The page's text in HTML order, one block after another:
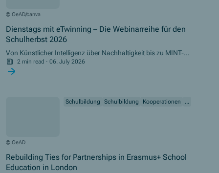
© OeAD/canva
Dienstags mit eTwinning – Die Webinarreihe für den
Schulherbst 2026
Von Künstlicher Intelligenz über Nachhaltigkeit bis zu MINT-
Projekten – die Webinarreihe bietet praxisnahe Ideen für Unterricht,
Schulentwicklung und europäische Vernetzung.
2 min read · 06. July 2026
© OeAD
Schulbildung Schulbildung Kooperationen ...
Rebuilding Ties for Partnerships in Erasmus+ School
Education in London